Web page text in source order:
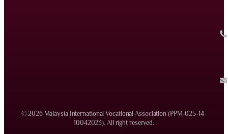
© 2026 Malaysia International Vocational Association (PPM-025-14-
10042023). All right reserved.